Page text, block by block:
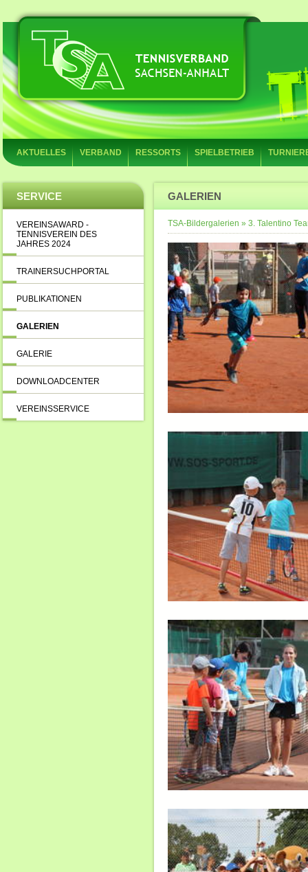
AKTUELLES VERBAND RESSORTS SPIELBETRIEB
SERVICE
VEREINSAWARD -
TENNISVEREIN DES
JAHRES 2024
TRAINERSUCHPORTAL
PUBLIKATIONEN
GALERIEN
GALERIE
DOWNLOADCENTER
VEREINSSERVICE
GALERIEN
TSA-Bildergalerien » 3. Talentino